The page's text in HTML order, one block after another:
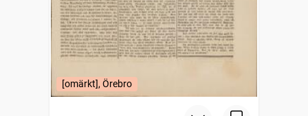
[omärkt], Örebro